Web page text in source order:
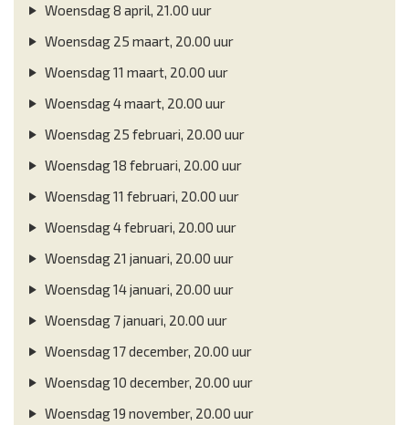
Woensdag 8 april, 21.00 uur
Woensdag 25 maart, 20.00 uur
Woensdag 11 maart, 20.00 uur
Woensdag 4 maart, 20.00 uur
Woensdag 25 februari, 20.00 uur
Woensdag 18 februari, 20.00 uur
Woensdag 11 februari, 20.00 uur
Woensdag 4 februari, 20.00 uur
Woensdag 21 januari, 20.00 uur
Woensdag 14 januari, 20.00 uur
Woensdag 7 januari, 20.00 uur
Woensdag 17 december, 20.00 uur
Woensdag 10 december, 20.00 uur
Woensdag 19 november, 20.00 uur